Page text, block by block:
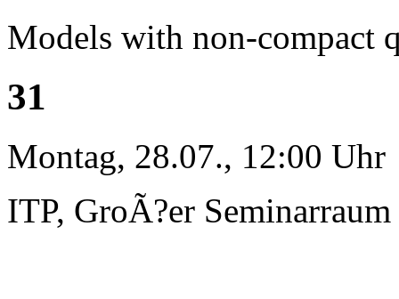
Models with non-compact
31
Montag, 28.07., 12:00 Uhr
ITP, GroÃ?er Seminarraum